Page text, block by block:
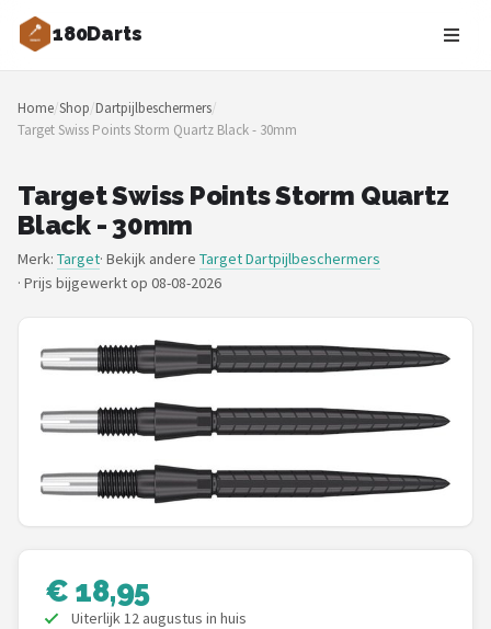
180Darts
Zoeken
NAVIGATIE
Merken
Blog
Dartspelers
Toernooien
Spelregels
Uitgooilijst
Dartshop
Target
Home/Shop/Dartpijlbeschermers/
Target Swiss Points Storm Quartz Black - 30mm
Target Swiss Points Storm Quartz
Black - 30mm
Merk: Target· Bekijk andere Target Dartpijlbeschermers
· Prijs bijgewerkt op 08-08-2026
€ 18,95
Uiterlijk 12 augustus in huis